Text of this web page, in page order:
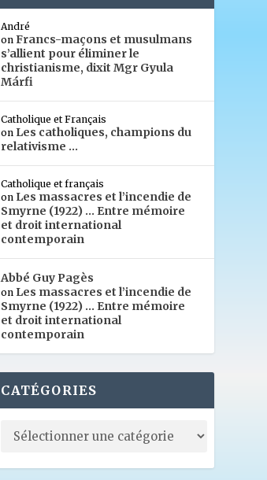
André
onFrancs-maçons et musulmans
s’allient pour éliminer le
christianisme, dixit Mgr Gyula
Márfi
Catholique et Français
on Les catholiques, champions du
relativisme …
Catholique et français
on Les massacres et l’incendie de
Smyrne (1922) … Entre mémoire
et droit international
contemporain
Abbé Guy Pagès
on Les massacres et l’incendie de
Smyrne (1922) … Entre mémoire
et droit international
contemporain
CATÉGORIES